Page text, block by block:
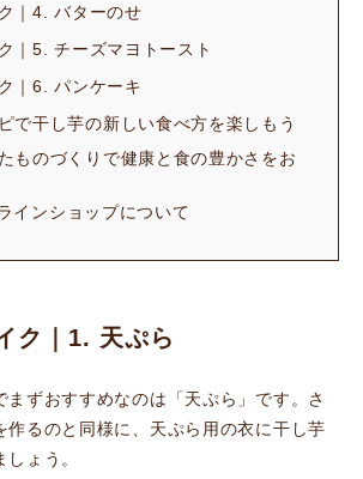
｜4. バターのせ
｜5. チーズマヨトースト
｜6. パンケーキ
で干し芋の新しい食べ方を楽しもう
ものづくりで健康と食の豊かさをお
インショップについて
ク｜1. 天ぷら
まずおすすめなのは「天ぷら」です。さ
作るのと同様に、天ぷら用の衣に干し芋
ょう。